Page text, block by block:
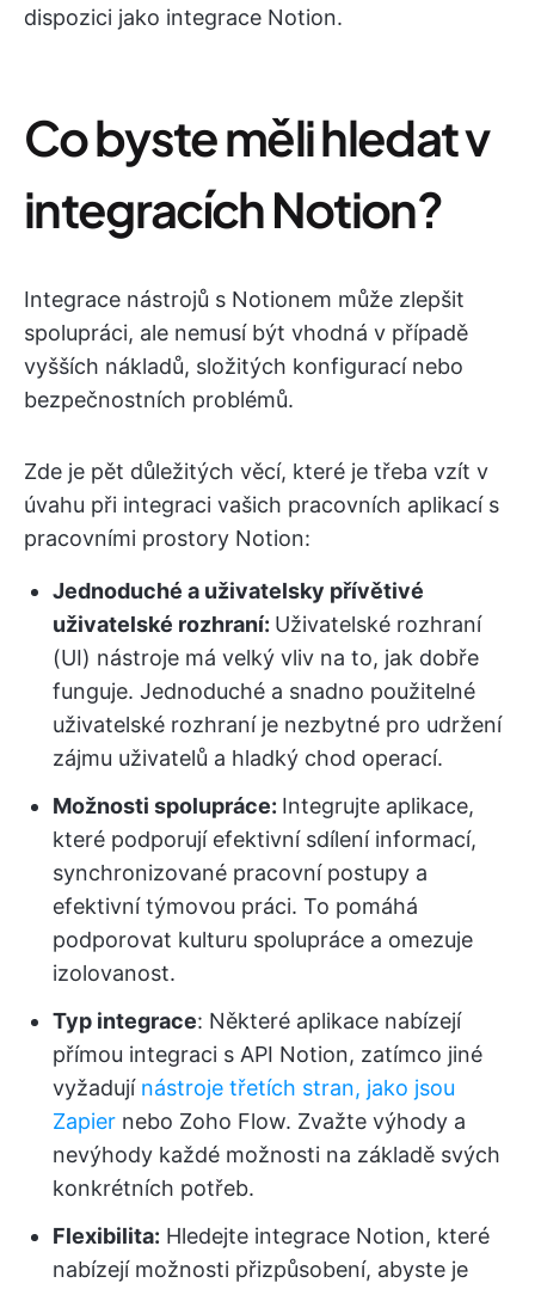
dispozici jako integrace Notion.
Co byste měli hledat v
integracích Notion?
Integrace nástrojů s Notionem může zlepšit
spolupráci, ale nemusí být vhodná v případě
vyšších nákladů, složitých konfigurací nebo
bezpečnostních problémů.
Zde je pět důležitých věcí, které je třeba vzít v
úvahu při integraci vašich pracovních aplikací s
pracovními prostory Notion:
Jednoduché a uživatelsky přívětivé
uživatelské rozhraní: Uživatelské rozhraní
(UI) nástroje má velký vliv na to, jak dobře
funguje. Jednoduché a snadno použitelné
uživatelské rozhraní je nezbytné pro udržení
zájmu uživatelů a hladký chod operací.
Možnosti spolupráce: Integrujte aplikace,
které podporují efektivní sdílení informací,
synchronizované pracovní postupy a
efektivní týmovou práci. To pomáhá
podporovat kulturu spolupráce a omezuje
izolovanost.
Typ integrace: Některé aplikace nabízejí
přímou integraci s API Notion, zatímco jiné
vyžadují nástroje třetích stran, jako jsou
Zapier nebo Zoho Flow. Zvažte výhody a
nevýhody každé možnosti na základě svých
konkrétních potřeb.
Flexibilita: Hledejte integrace Notion, které
nabízejí možnosti přizpůsobení, abyste je